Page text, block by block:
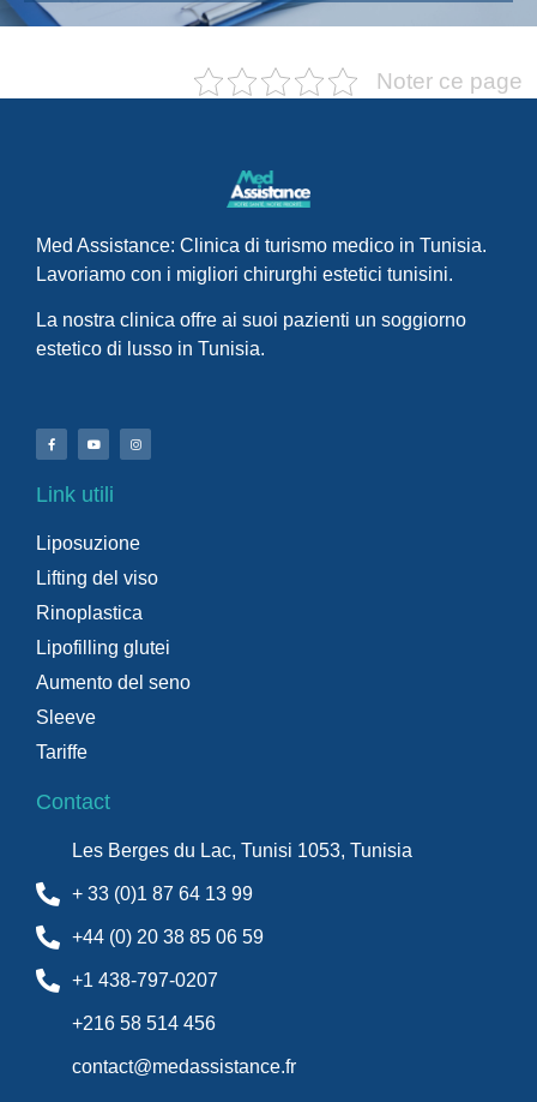
Noter ce page
Med Assistance: Clinica di turismo medico in Tunisia.
Lavoriamo con i migliori chirurghi estetici tunisini.
La nostra clinica offre ai suoi pazienti un soggiorno
estetico di lusso in Tunisia.
Link utili
Liposuzione
Lifting del viso
Rinoplastica
Lipofilling glutei
Aumento del seno
Sleeve
Tariffe
Contact
Les Berges du Lac, Tunisi 1053, Tunisia
+ 33 (0)1 87 64 13 99
+44 (0) 20 38 85 06 59
+1 438-797-0207
+216 58 514 456
contact@medassistance.fr